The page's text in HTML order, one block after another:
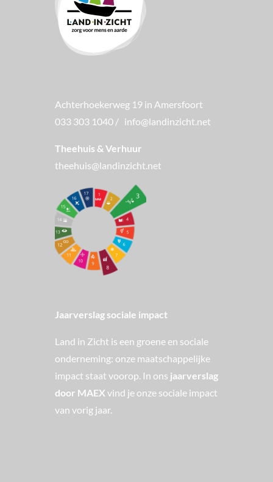
Achterhoekerweg 19 in Amersfoort
033 303 1040 / info@landinzicht.net
Theehuis & Verhuur
theehuis@landinzicht.net
Jaarverslag sociale impact
Land in Zicht is een groene en sociale
onderneming: onze maatschappelijke
impact staat voorop. In ons jaarverslag
door MAEX vind je onze sociale impact
van vorig jaar.